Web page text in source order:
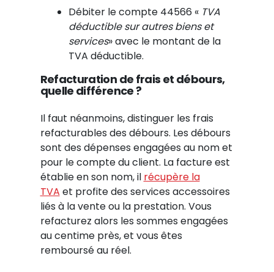
Débiter le compte 44566 « TVA
déductible sur autres biens et
services» avec le montant de la
TVA déductible.
Refacturation de frais et débours,
quelle différence ?
Il faut néanmoins, distinguer les frais
refacturables des débours. Les débours
sont des dépenses engagées au nom et
pour le compte du client. La facture est
établie en son nom, il récupère la
TVA et profite des services accessoires
liés à la vente ou la prestation. Vous
refacturez alors les sommes engagées
au centime près, et vous êtes
remboursé au réel.